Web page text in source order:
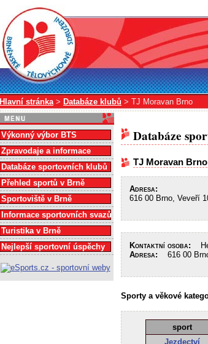
Hlavní stránka> Databáze klubů > TJ Moravan Brno
Databáze
TJ Moravan Brno
Adresa:
616 00 Brno, Veveří
Kontaktní osoba:
Adresa: 616 00
Sporty a věkové
sport
Jezdectví
Výkonný výbor BTS
Zpravodaje a informace
Databáze sportovních klubů
Přehled sportů v Brně
Sportoviště v Brně
Informace sportovních svazů
Turistika v Brně
Nejlepší sportovní úspěchy